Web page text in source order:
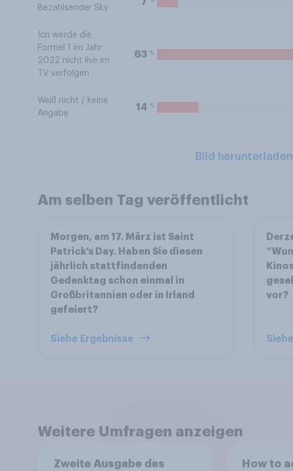
Bezahlsender Sky
Ich werde die
Formel 1 im Jahr
2022 nicht live im
TV verfolgen
63 %
Weiß nicht / keine
Angabe
14 %
Bild herunterladen
Am selben Tag veröffentlicht
Morgen, am 17. März ist Saint
Patrick’s Day. Haben Sie diesen
jährlich stattfindenden
Gedenktag schon einmal in
Großbritannien oder in Irland
gefeiert?
Siehe Ergebnisse
vor?
Weitere Umfragen anzeigen
Zweite Ausgabe des
How to